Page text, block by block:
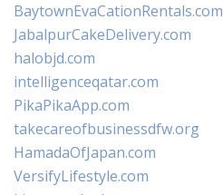
BaytownEvaCationRentals.com
JabalpurCakeDelivery.com
halobjd.com
intelligenceqatar.com
PikaPikaApp.com
takecareofbusinessdfw.org
HamadaOfJapan.com
VersifyLifestyle.com